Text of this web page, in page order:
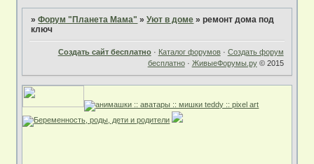
»Форум "Планета Мама" »Уют в доме »ремонт дома под
ключ
Создать сайт бесплатно· Каталог форумов· Создать форум
бесплатно· ЖивыеФорумы.ру© 2015